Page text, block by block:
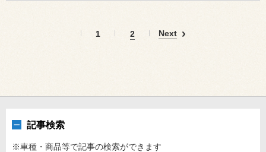
1 2 Next
記事検索
※車種・商品等で記事の検索ができます